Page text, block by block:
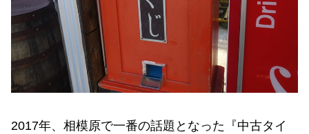
2017年、相模原で一番の話題となった『中古タイ